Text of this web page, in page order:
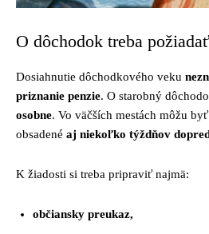
O dôchodok treba požiadať
Dosiahnutie dôchodkového veku
priznanie penzie. O starobný
osobne. Vo väčších mestách môžu
obsadené aj niekoľko týždňov
K žiadosti si treba pripraviť najmä:
občiansky preukaz,